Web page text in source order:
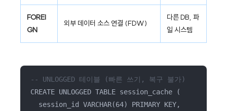
FOREI
GN
외부 데이터 소스 연결 (FDW)
다른 DB, 파
일 시스템
-- UNLOGGED 테이블 (빠른 쓰기, 복구 불가)
CREATE UNLOGGED TABLE session_cache (
session_id VARCHAR(64) PRIMARY KEY,